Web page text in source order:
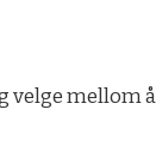
velge